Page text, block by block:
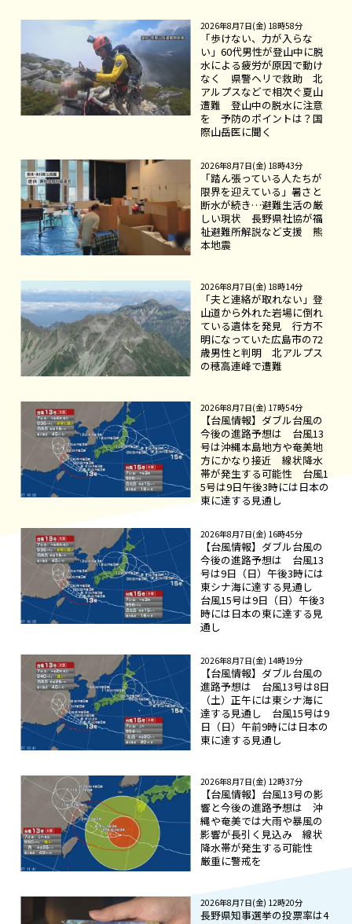
2026年8月7日(金) 18時58分
「歩けない、力が入らな
い」60代男性が登山中に脱
水による疲労が原因で動け
なく 県警ヘリで救助 北
アルプスなどで相次ぐ夏山
遭難 登山中の脱水に注意
を 予防のポイントは？国
際山岳医に聞く
2026年8月7日(金) 18時43分
「踏ん張っている人たちが
限界を迎えている」暑さと
断水が続き…避難生活の厳
しい現状 長野県社協が福
祉避難所解説など支援 熊
本地震
2026年8月7日(金) 18時14分
「夫と連絡が取れない」登
山道から外れた岩場に倒れ
ている遺体を発見 行方不
明になっていた広島市の72
歳男性と判明 北アルプス
の穂高連峰で遭難
2026年8月7日(金) 17時54分
【台風情報】ダブル台風の
今後の進路予想は 台風13
号は沖縄本島地方や奄美地
方にかなり接近 線状降水
帯が発生する可能性 台風1
5号は9日午後3時には日本の
東に達する見通し
2026年8月7日(金) 16時45分
【台風情報】ダブル台風の
今後の進路予想は 台風13
号は9日（日）午後3時には
東シナ海に達する見通し
台風15号は9日（日）午後3
時には日本の東に達する見
通し
2026年8月7日(金) 14時19分
【台風情報】ダブル台風の
進路予想は 台風13号は8日
（土）正午には東シナ海に
達する見通し 台風15号は9
日（日）午前9時には日本の
東に達する見通し
2026年8月7日(金) 12時37分
【台風情報】台風13号の影
響と今後の進路予想は 沖
縄や奄美では大雨や暴風の
影響が長引く見込み 線状
降水帯が発生する可能性
厳重に警戒を
2026年8月7日(金) 12時20分
長野県知事選挙の投票率は4